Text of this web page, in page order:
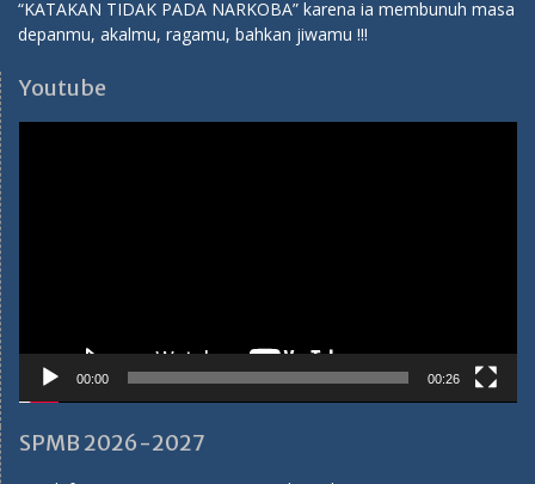
00:00 00:26
SPMB 2026-2027
Pendaftaran SPMB SMA Hang Tuah 1 Jakarta TP 2026-2027
Instagram:
Twitter:
sma_hangtuah1
Tiktok: